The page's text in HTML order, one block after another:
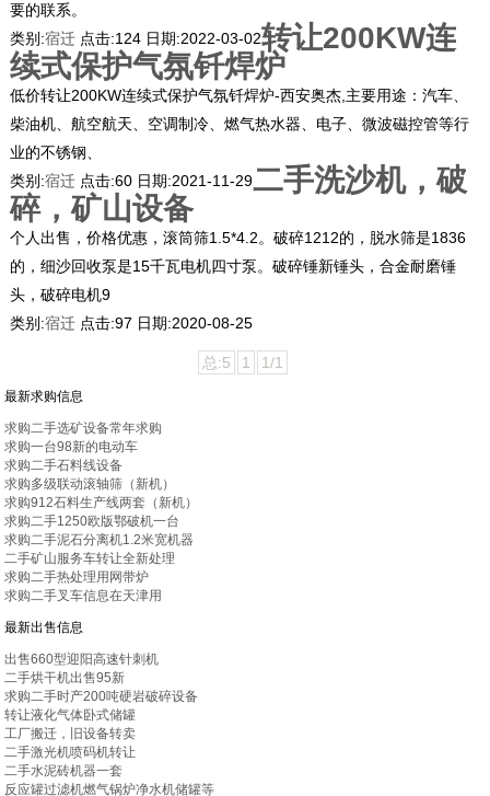
要的联系。
类别:宿迁 点击:124 日期:2022-03-02转让200KW连
续式保护气氛钎焊炉
低价转让200KW连续式保护气氛钎焊炉-西安奥杰,主要用途：汽车、
柴油机、航空航天、空调制冷、燃气热水器、电子、微波磁控管等行
业的不锈钢、
类别:宿迁 点击:60 日期:2021-11-29二手洗沙机，破
碎，矿山设备
个人出售，价格优惠，滚筒筛1.5*4.2。破碎1212的，脱水筛是1836
的，细沙回收泵是15千瓦电机四寸泵。破碎锤新锤头，合金耐磨锤
头，破碎电机9
类别:宿迁 点击:97 日期:2020-08-25
总:5 1 1/1
最新求购信息
求购二手选矿设备常年求购
求购一台98新的电动车
求购二手石料线设备
求购多级联动滚轴筛（新机）
求购912石料生产线两套（新机）
求购二手1250欧版鄂破机一台
求购二手泥石分离机1.2米宽机器
二手矿山服务车转让全新处理
求购二手热处理用网带炉
求购二手叉车信息在天津用
最新出售信息
出售660型迎阳高速针刺机
二手烘干机出售95新
求购二手时产200吨硬岩破碎设备
转让液化气体卧式储罐
工厂搬迁，旧设备转卖
二手激光机喷码机转让
二手水泥砖机器一套
反应罐过滤机燃气锅炉净水机储罐等